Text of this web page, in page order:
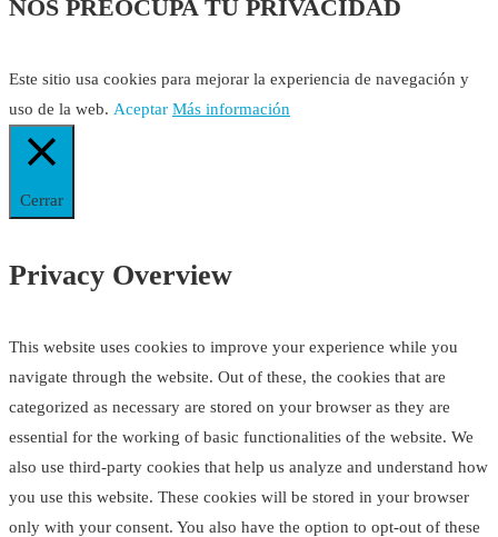
NOS PREOCUPA TU PRIVACIDAD
Este sitio usa cookies para mejorar la experiencia de navegación y
uso de la web. Aceptar Más información
Cerrar
Privacy Overview
This website uses cookies to improve your experience while you
navigate through the website. Out of these, the cookies that are
categorized as necessary are stored on your browser as they are
essential for the working of basic functionalities of the website. We
also use third-party cookies that help us analyze and understand how
you use this website. These cookies will be stored in your browser
only with your consent. You also have the option to opt-out of these